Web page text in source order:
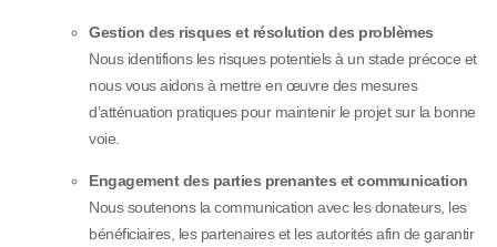
Gestion des risques et résolution des problèmes
Nous identifions les risques potentiels à un stade précoce et
nous vous aidons à mettre en œuvre des mesures
d’atténuation pratiques pour maintenir le projet sur la bonne
voie.
Engagement des parties prenantes et communication
Nous soutenons la communication avec les donateurs, les
bénéficiaires, les partenaires et les autorités afin de garantir